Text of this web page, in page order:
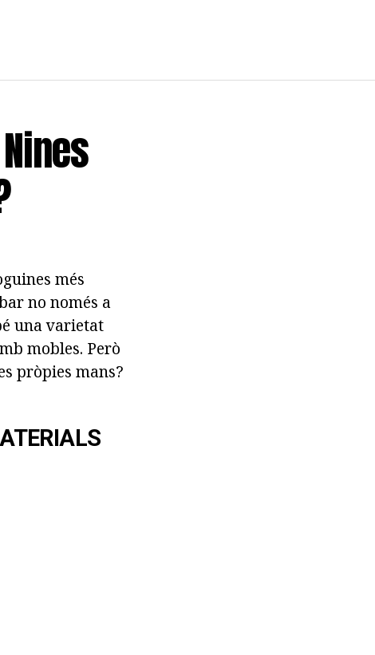
més
no només a
una varietat
mobles. Però
pròpies mans?